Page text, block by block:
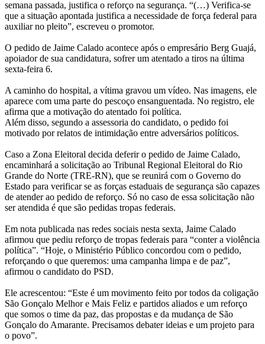
semana passada, justifica o reforço na segurança. “(…) Verifica-se
que a situação apontada justifica a necessidade de força federal para
auxiliar no pleito”, escreveu o promotor.
O pedido de Jaime Calado acontece após o empresário Berg Guajá,
apoiador de sua candidatura, sofrer um atentado a tiros na última
sexta-feira 6.
A caminho do hospital, a vítima gravou um vídeo. Nas imagens, ele
aparece com uma parte do pescoço ensanguentada. No registro, ele
afirma que a motivação do atentado foi política.
Além disso, segundo a assessoria do candidato, o pedido foi
motivado por relatos de intimidação entre adversários políticos.
Caso a Zona Eleitoral decida deferir o pedido de Jaime Calado,
encaminhará a solicitação ao Tribunal Regional Eleitoral do Rio
Grande do Norte (TRE-RN), que se reunirá com o Governo do
Estado para verificar se as forças estaduais de segurança são capazes
de atender ao pedido de reforço. Só no caso de essa solicitação não
ser atendida é que são pedidas tropas federais.
Em nota publicada nas redes sociais nesta sexta, Jaime Calado
afirmou que pediu reforço de tropas federais para “conter a violência
política”. “Hoje, o Ministério Público concordou com o pedido,
reforçando o que queremos: uma campanha limpa e de paz”,
afirmou o candidato do PSD.
Ele acrescentou: “Este é um movimento feito por todos da coligação
São Gonçalo Melhor e Mais Feliz e partidos aliados e um reforço
que somos o time da paz, das propostas e da mudança de São
Gonçalo do Amarante. Precisamos debater ideias e um projeto para
o povo”.